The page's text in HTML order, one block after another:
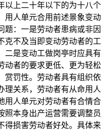
以上二十年以下的为十八个
用人单元合用前述景象变动
题：一是劳动者患病或非因
克不及当即变动劳动者的工
二是变动工做岗亭时应具有
动者的要求更低、更为轻松
赏罚性。劳动者具有组织依
理关系，劳动者有从命用人
用人单元对劳动者有合情合
照本身出产运营需要调整员
得损害劳动者好处。具体来